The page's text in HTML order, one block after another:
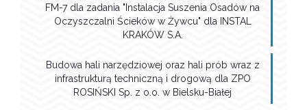
FM-7 dla zadania "Instalacja Suszenia Osadów na
Oczyszczalni Ścieków w Żywcu" dla INSTAL
KRAKÓW S.A.
Budowa hali narzędziowej oraz hali prób wraz z
infrastrukturą techniczną i drogową dla ZPO
ROSIŃSKI Sp. z o.o. w Bielsku-Białej